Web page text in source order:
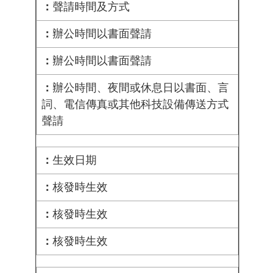
聲請時間及方式
辦公時間以書面聲請
辦公時間以書面聲請
辦公時間、夜間或休息日以書面、言
詞、電信傳真或其他科技設備傳送方式
聲請
生效日期
核發時生效
核發時生效
核發時生效